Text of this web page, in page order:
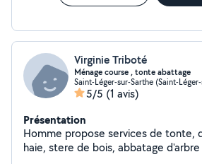
Virginie Triboté
Ménage course , tonte abattage
Saint-Léger-sur-Sarthe (Saint-
5/5 (1 avis)
Présentation
Homme propose services de tonte,
haie, stere de bois, abbatage d'arbre Femme propose